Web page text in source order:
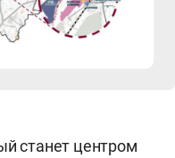
станет центром